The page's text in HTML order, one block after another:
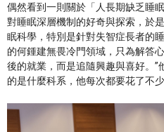
偶然看到一則關於「人長期缺乏睡
對睡眠深層機制的好奇與探索，於
眠科學，特別是針對失智症長者的
的何鍾建無畏冷門領域，只為解答
後的就業，而是追隨興趣與喜好。
的是什麼科系，他每次都要花了不少